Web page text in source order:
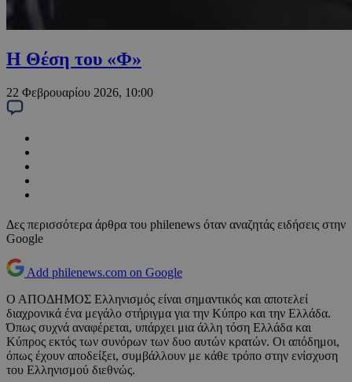
Η Θέση του «Φ»
22 Φεβρουαρίου 2026, 10:00
Δες περισσότερα άρθρα του philenews όταν αναζητάς ειδήσεις στην
Google
Add philenews.com on Google
Ο ΑΠΟΔΗΜΟΣ Ελληνισμός είναι σημαντικός και αποτελεί
διαχρονικά ένα μεγάλο στήριγμα για την Κύπρο και την Ελλάδα.
Όπως συχνά αναφέρεται, υπάρχει μια άλλη τόση Ελλάδα και
Κύπρος εκτός των συνόρων των δυο αυτών κρατών. Οι απόδημοι,
όπως έχουν αποδείξει, συμβάλλουν με κάθε τρόπο στην ενίσχυση
του Ελληνισμού διεθνώς.